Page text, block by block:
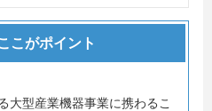
こがポイント
大型産業機器事業に携わるこ